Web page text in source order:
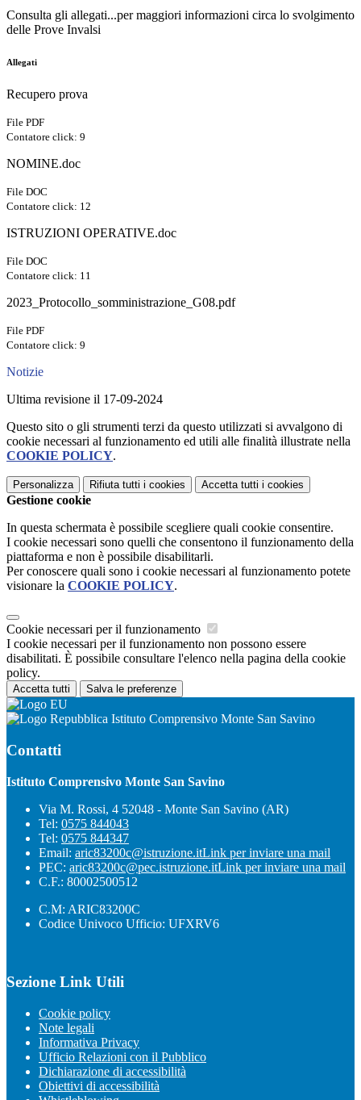
Consulta gli allegati...per maggiori informazioni circa lo svolgimento
delle Prove Invalsi
Allegati
Recupero prova
File PDF
Contatore click: 9
NOMINE.doc
File DOC
Contatore click: 12
ISTRUZIONI OPERATIVE.doc
File DOC
Contatore click: 11
2023_Protocollo_somministrazione_G08.pdf
File PDF
Contatore click: 9
Notizie
Ultima revisione il 17-09-2024
Questo sito o gli strumenti terzi da questo utilizzati si avvalgono di
cookie necessari al funzionamento ed utili alle finalità illustrate nella
COOKIE POLICY.
Personalizza Rifiuta tutti i cookies Accetta tutti i cookies
Gestione cookie
In questa schermata è possibile scegliere quali cookie consentire.
I cookie necessari sono quelli che consentono il funzionamento della
piattaforma e non è possibile disabilitarli.
Per conoscere quali sono i cookie necessari al funzionamento potete
visionare la COOKIE POLICY.
Cookie necessari per il funzionamento
I cookie necessari per il funzionamento non possono essere
disabilitati. È possibile consultare l'elenco nella pagina della cookie
policy.
Accetta tutti Salva le preferenze
Istituto Comprensivo Monte San Savino
Contatti
Istituto Comprensivo Monte San Savino
Via M. Rossi, 4 52048 - Monte San Savino (AR)
Tel: 0575 844043
Tel: 0575 844347
Email: aric83200c@istruzione.itLink per inviare una mail
PEC: aric83200c@pec.istruzione.itLink per inviare una mail
C.F.: 80002500512
C.M: ARIC83200C
Codice Univoco Ufficio: UFXRV6
Sezione Link Utili
Cookie policy
Note legali
Informativa Privacy
Ufficio Relazioni con il Pubblico
Dichiarazione di accessibilità
Obiettivi di accessibilità